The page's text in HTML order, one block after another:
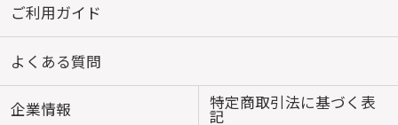
ご利用ガイド
よくある質問
企業情報 特定商取引法に基づく表
記